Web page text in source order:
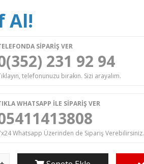
Al!
SİPARİŞ VER
231 92 94
telefonunuzu bırakın. Sizi arayalım.
WHATSAPP İLE SİPARİŞ VER
Whatsapp Üzerinden de Sipariş Verebilirsiniz.